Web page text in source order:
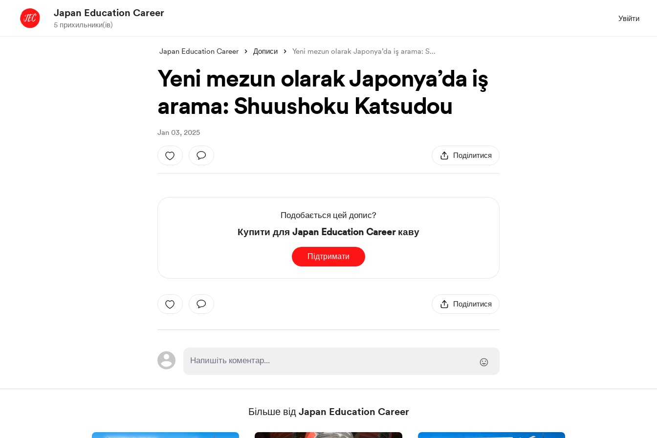
Japan Education Career
5 прихильники(ів)
Увійти
Japan Education Career Дописи Yeni mezun olarak Japonya’da iş arama: S...
Yeni mezun olarak Japonya’da iş
arama: Shuushoku Katsudou
Jan 03, 2025
Поділитися
Подобається цей допис?
Купити для Japan Education Career каву
Підтримати
Поділитися
Більше від Japan Education Career